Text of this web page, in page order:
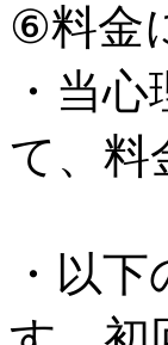
⑥料金
・当
て、料
・以